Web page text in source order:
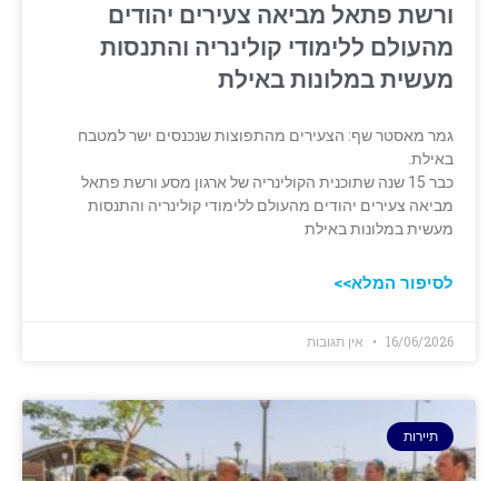
ורשת פתאל מביאה צעירים יהודים
מהעולם ללימודי קולינריה והתנסות
מעשית במלונות באילת
גמר מאסטר שף: הצעירים מהתפוצות שנכנסים ישר למטבח
באילת.
כבר 15 שנה שתוכנית הקולינריה של ארגון מסע ורשת פתאל
מביאה צעירים יהודים מהעולם ללימודי קולינריה והתנסות
מעשית במלונות באילת
לסיפור המלא>>
16/06/2026 אין תגובות
תיירות